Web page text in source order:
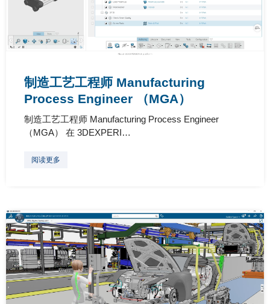
制造工艺工程师 Manufacturing
Process Engineer （MGA）
制造工艺工程师 Manufacturing Process Engineer
（MGA） 在 3DEXPERI…
阅读更多